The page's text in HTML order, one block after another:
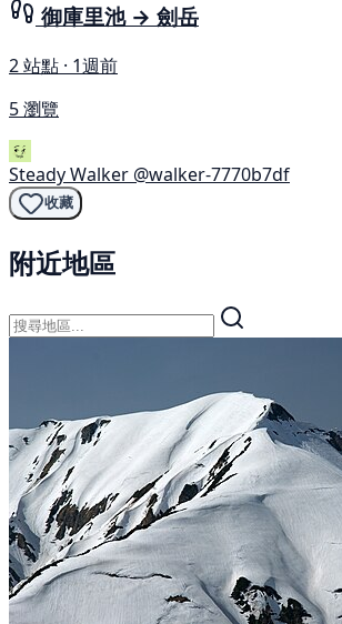
御庫里池 → 劍岳
2 站點 · 1週前
5 瀏覽
Steady Walker @walker-7770b7df
收藏
附近地區